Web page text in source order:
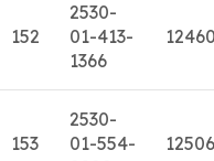
152
2530-
01-413-
1366
153
2530-
01-554-